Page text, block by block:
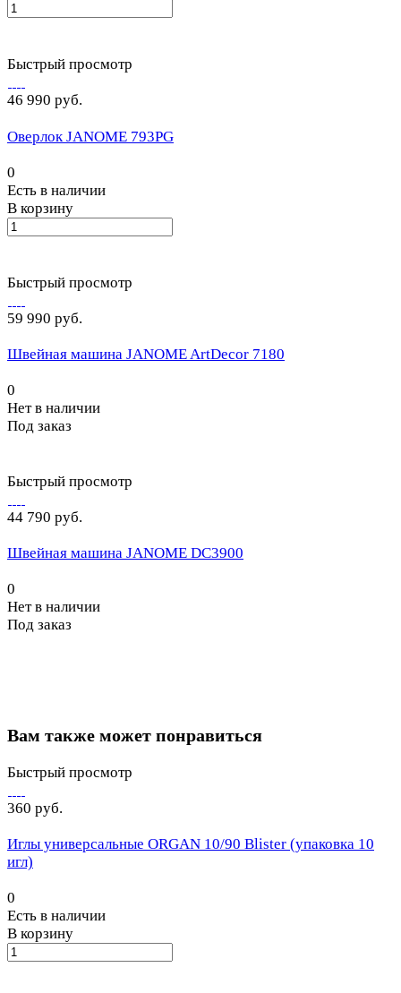
Быстрый просмотр
46 990 руб.
Оверлок JANOME 793PG
0
Есть в наличии
В корзину
Быстрый просмотр
59 990 руб.
Швейная машина JANOME ArtDecor 7180
0
Нет в наличии
Под заказ
Быстрый просмотр
44 790 руб.
Швейная машина JANOME DC3900
0
Нет в наличии
Под заказ
Вам также может понравиться
Быстрый просмотр
360 руб.
Иглы универсальные ORGAN 10/90 Blister (упаковка 10
игл)
0
Есть в наличии
В корзину